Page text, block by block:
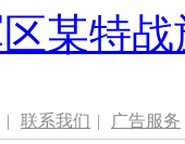
某特
| 联系我们 | 广告服务